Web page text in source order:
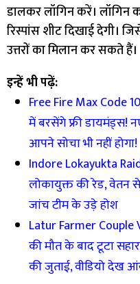
डालकर लॉगिन करें। लॉगिन
रिस्पांस शीट दिखाई देगी।
उत्तरों का मिलान कर सकते हैं।
इन्हें भी पढ़ें:
Free Fire Max Code
में बरसेंगे फ्री डायमंड्स!
आपने सोचा भी नहीं होगा!
Indore Lokayukta
लोकायुक्त की रेड, वेतन
जांच टीम के उड़े होश
Latur Farmer Couple
की मौत के बाद टूटा
की जुताई, वीडियो